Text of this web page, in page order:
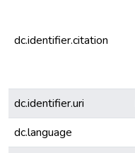
dc.identifier.citation
dc.identifier.uri
dc.language